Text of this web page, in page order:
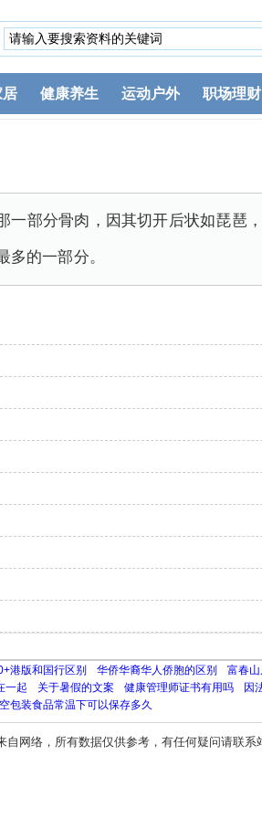
居 健康养生 运动户外 职场理财
部分骨肉，因其切开后状如琵琶
的一部分。
港版和国行区别 华侨华裔华人侨胞的区别 富春
一起 关于暑假的文案 健康管理师证书有用吗 因
包装食品常温下可以保存多久
网络，所有数据仅供参考，有任何疑问请联系